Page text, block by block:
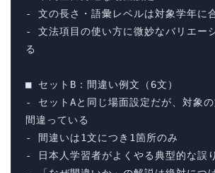
- 文の長さ・語彙レベルは対象学年に
- 文法項目の使い方に微妙なバリエー
る
■ セットB：間違い例文（6文）
- セットAと同じ場面設定だが、対象
間違っている
- 間違いは1文につき1箇所のみ
- 日本人学習者がよくやる典型的な誤